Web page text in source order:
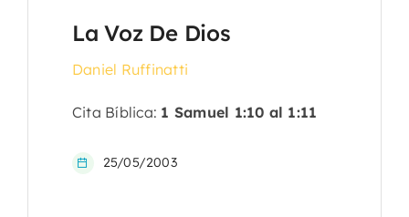
La Voz De Dios
Daniel Ruffinatti
Cita Bíblica: 1 Samuel 1:10 al 1:11
25/05/2003